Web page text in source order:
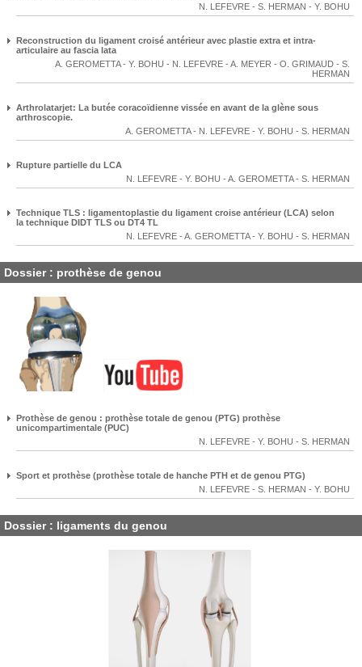
N. LEFEVRE - S. HERMAN - Y. BOHU
Reconstruction du ligament croisé antérieur avec plastie extra et intra-
articulaire au fascia lata
A. GEROMETTA- Y. BOHU - N. LEFEVRE - A. MEYER - O. GRIMAUD - S.
HERMAN
Arthrolatarjet: La butée coracoïdienne vissée en avant de la glène sous
arthroscopie.
A. GEROMETTA- N. LEFEVRE - Y. BOHU - S. HERMAN
Rupture partielle du LCA
N. LEFEVRE - Y. BOHU - A. GEROMETTA- S. HERMAN
Technique TLS : ligamentoplastie du ligament croise antérieur (LCA) selon
la technique DIDT TLS ou DT4 TL
N. LEFEVRE - A. GEROMETTA- Y. BOHU - S. HERMAN
Dossier : prothèse de genou
Prothèse de genou : prothèse totale de genou (PTG) prothèse
unicompartimentale (PUC)
N. LEFEVRE - Y. BOHU - S. HERMAN
Sport et prothèse (prothèse totale de hanche PTH et de genou PTG)
N. LEFEVRE - S. HERMAN - Y. BOHU
Dossier : ligaments du genou